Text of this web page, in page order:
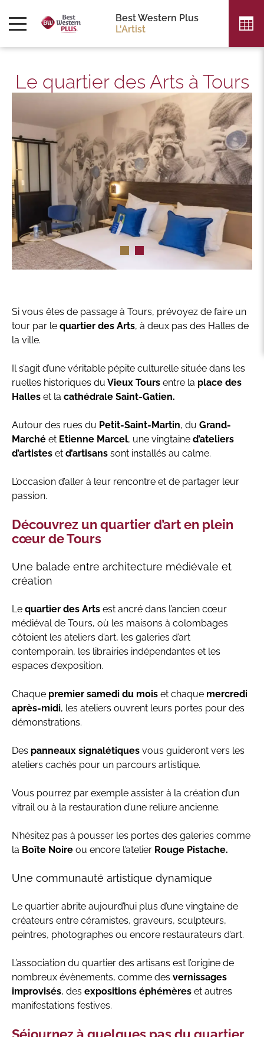
Best Western Plus
L'Artist
Le quartier des Arts à Tours
Si vous êtes de passage à Tours, prévoyez de faire un
tour par le quartier des Arts, à deux pas des Halles de
la ville.
Il s’agit d’une véritable pépite culturelle située dans les
ruelles historiques du Vieux Tours entre la place des
Halles et la cathédrale Saint-Gatien.
Autour des rues du Petit-Saint-Martin, du Grand-
Marché et Etienne Marcel, une vingtaine d’ateliers
d’artistes et d’artisans sont installés au calme.
L’occasion d’aller à leur rencontre et de partager leur
passion.
Découvrez un quartier d’art en plein
cœur de Tours
Une balade entre architecture médiévale et
création
Le quartier des Arts est ancré dans l’ancien cœur
médiéval de Tours, où les maisons à colombages
côtoient les ateliers d’art, les galeries d’art
contemporain, les librairies indépendantes et les
espaces d’exposition.
Chaque premier samedi du mois et chaque mercredi
après-midi, les ateliers ouvrent leurs portes pour des
démonstrations.
Des panneaux signalétiques vous guideront vers les
ateliers cachés pour un parcours artistique.
Vous pourrez par exemple assister à la création d’un
vitrail ou à la restauration d’une reliure ancienne.
N’hésitez pas à pousser les portes des galeries comme
la Boîte Noire ou encore l’atelier Rouge Pistache.
Une communauté artistique dynamique
Le quartier abrite aujourd’hui plus d’une vingtaine de
créateurs entre céramistes, graveurs, sculpteurs,
peintres, photographes ou encore restaurateurs d’art.
L’association du quartier des artisans est l’origine de
nombreux évènements, comme des vernissages
improvisés, des expositions éphémères et autres
manifestations festives.